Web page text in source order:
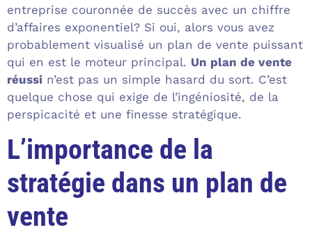
entreprise couronnée de succès avec un chiffre
d’affaires exponentiel? Si oui, alors vous avez
probablement visualisé un plan de vente puissant
qui en est le moteur principal. Un plan de vente
réussi n’est pas un simple hasard du sort. C’est
quelque chose qui exige de l’ingéniosité, de la
perspicacité et une finesse stratégique.
L’importance de la
stratégie dans un plan de
vente